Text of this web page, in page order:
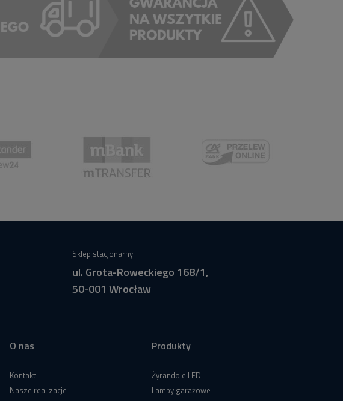
Sklep stacjonarny
ul. Grota-Roweckiego 168/1,
50-001 Wrocław
O nas
Kontakt
Nasze realizacje
Produkty
Żyrandole LED
Lampy garażowe